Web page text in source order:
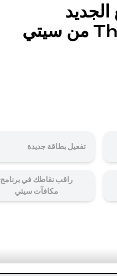
تفعيل بطاقة جديدة
راقب نقاطك في برنامج
مكافآت سيتي